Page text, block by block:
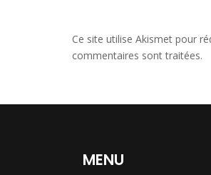
Ce site utilise Akismet pour
commentaires sont traitées.
MENU